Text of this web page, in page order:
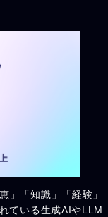
」「知識」「経験」
ている生成AIやLLM